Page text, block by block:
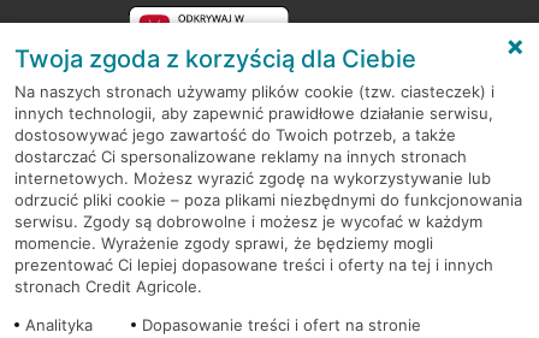
RODO
Regulamin serwisu
Mapa serwisu
PolitykaCookies
Twoja zgoda z korzyścią dla Ciebie
Na naszych stronach używamy plików cookie (tzw. ciasteczek) i
innych technologii, aby zapewnić prawidłowe działanie serwisu,
dostosowywać jego zawartość do Twoich potrzeb, a także
dostarczać Ci spersonalizowane reklamy na innych stronach
internetowych. Możesz wyrazić zgodę na wykorzystywanie lub
odrzucić pliki cookie – poza plikami niezbędnymi do funkcjonowania
serwisu. Zgody są dobrowolne i możesz je wycofać w każdym
momencie. Wyrażenie zgody sprawi, że będziemy mogli
prezentować Ci lepiej dopasowane treści i oferty na tej i innych
stronach Credit Agricole.
Analityka
Dopasowanie treści i ofert na stronie